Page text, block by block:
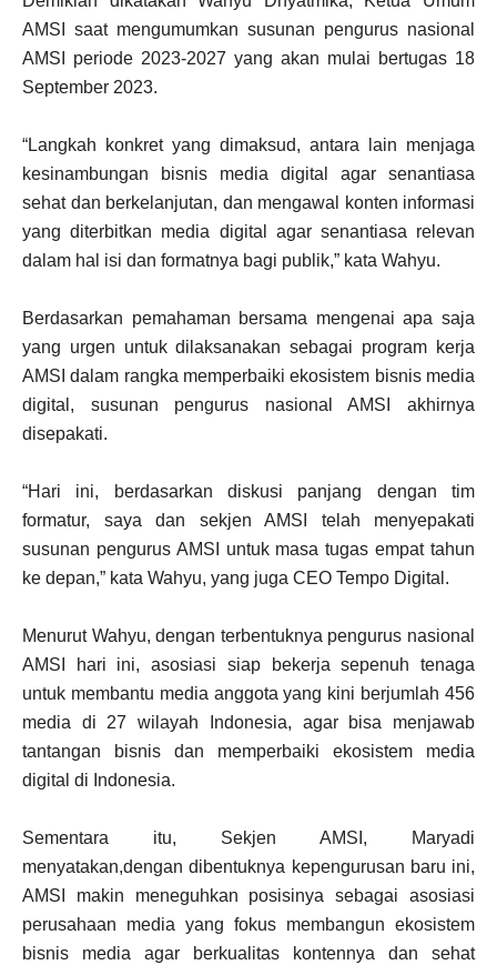
AMSI saat mengumumkan susunan pengurus nasional
AMSI periode 2023-2027 yang akan mulai bertugas 18
September 2023.
“Langkah konkret yang dimaksud, antara lain menjaga
kesinambungan bisnis media digital agar senantiasa
sehat dan berkelanjutan, dan mengawal konten informasi
yang diterbitkan media digital agar senantiasa relevan
dalam hal isi dan formatnya bagi publik,” kata Wahyu.
Berdasarkan pemahaman bersama mengenai apa saja
yang urgen untuk dilaksanakan sebagai program kerja
AMSI dalam rangka memperbaiki ekosistem bisnis media
digital, susunan pengurus nasional AMSI akhirnya
disepakati.
“Hari ini, berdasarkan diskusi panjang dengan tim
formatur, saya dan sekjen AMSI telah menyepakati
susunan pengurus AMSI untuk masa tugas empat tahun
ke depan,” kata Wahyu, yang juga CEO Tempo Digital.
Menurut Wahyu, dengan terbentuknya pengurus nasional
AMSI hari ini, asosiasi siap bekerja sepenuh tenaga
untuk membantu media anggota yang kini berjumlah 456
media di 27 wilayah Indonesia, agar bisa menjawab
tantangan bisnis dan memperbaiki ekosistem media
digital di Indonesia.
Sementara itu, Sekjen AMSI, Maryadi
menyatakan,dengan dibentuknya kepengurusan baru ini,
AMSI makin meneguhkan posisinya sebagai asosiasi
perusahaan media yang fokus membangun ekosistem
bisnis media agar berkualitas kontennya dan sehat